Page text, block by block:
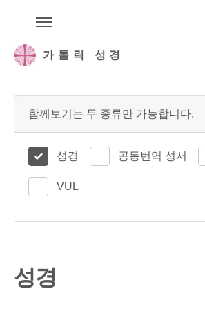
가톨릭 성경
함께보기는 두 종류만 가능합니다.
성경 공동번역 성서
VUL
성경